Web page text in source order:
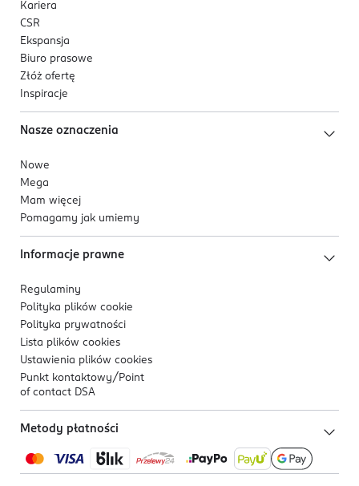
Kariera
CSR
Ekspansja
Biuro prasowe
Złóż ofertę
Inspiracje
Nasze oznaczenia
Nowe
Mega
Mam więcej
Pomagamy jak umiemy
Informacje prawne
Regulaminy
Polityka plików cookie
Polityka prywatności
Lista plików cookies
Ustawienia plików cookies
Punkt kontaktowy/ Point
of contact DSA
Metody płatności